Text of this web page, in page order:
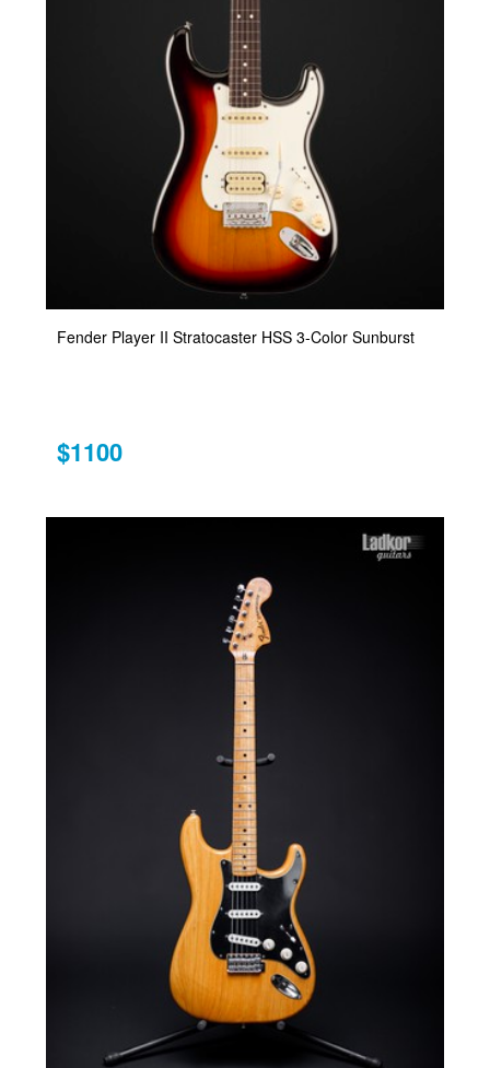
Fender Player II Stratocaster HSS 3-Color Sunburst
$1100